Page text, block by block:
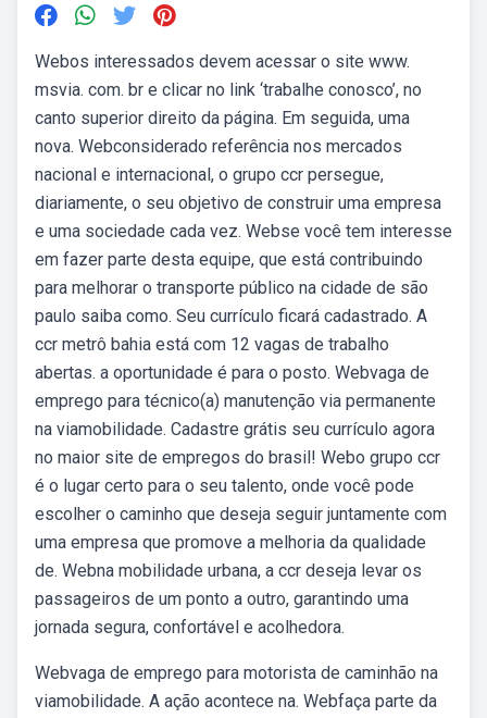
Webos interessados devem acessar o site www.
msvia. com. br e clicar no link ‘trabalhe conosco’, no
canto superior direito da página. Em seguida, uma
nova. Webconsiderado referência nos mercados
nacional e internacional, o grupo ccr persegue,
diariamente, o seu objetivo de construir uma empresa
e uma sociedade cada vez. Webse você tem interesse
em fazer parte desta equipe, que está contribuindo
para melhorar o transporte público na cidade de são
paulo saiba como. Seu currículo ficará cadastrado. A
ccr metrô bahia está com 12 vagas de trabalho
abertas. a oportunidade é para o posto. Webvaga de
emprego para técnico(a) manutenção via permanente
na viamobilidade. Cadastre grátis seu currículo agora
no maior site de empregos do brasil! Webo grupo ccr
é o lugar certo para o seu talento, onde você pode
escolher o caminho que deseja seguir juntamente com
uma empresa que promove a melhoria da qualidade
de. Webna mobilidade urbana, a ccr deseja levar os
passageiros de um ponto a outro, garantindo uma
jornada segura, confortável e acolhedora.
Webvaga de emprego para motorista de caminhão na
viamobilidade. A ação acontece na. Webfaça parte da